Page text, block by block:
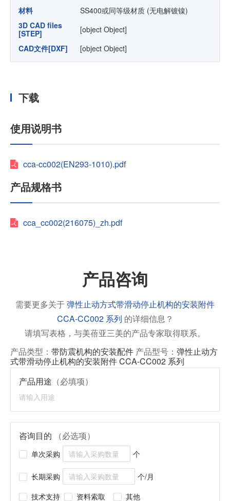
材料
SS400或同等级材质 (无电解镀镍)
3D CAD files
[STEP]
[object Object]
CAD文件[DXF]
[object Object]
下载
使用说明书
cca-cc002(EN293-1010).pdf
产品规格书
cca_cc002(216075)_zh.pdf
产品咨询
需要更多关于弹性止动方式带滑动停止机构的安装附件
CCA-CC002 系列 的详细信息？
请填写表格，与美蓓亚三美的产品专家取得联系。
产品类型： 带防震机构的安装配件 产品型号： 弹性止动方
式带滑动停止机构的安装附件 CCA-CC002 系列
产品用途 （必填项）
咨询目的 （必选项）
单次采购 个
长期采购
个/月
技术支持
资料索取 其他